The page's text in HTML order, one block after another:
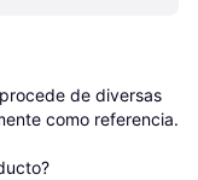
de diversas
como referencia.